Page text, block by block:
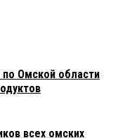
Омской области
всех омских